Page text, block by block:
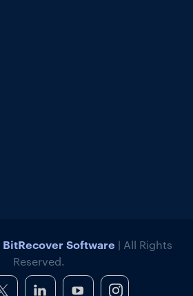
BitRecover Software | All Rights
Reserved.